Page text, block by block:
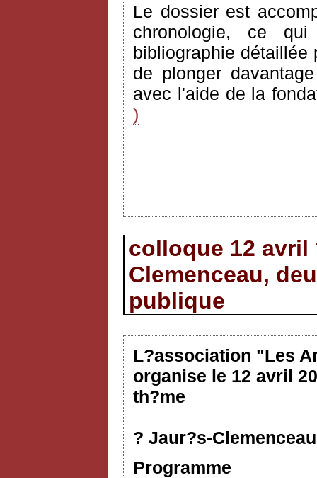
Le dossier est
chronologie, ce
bibliographie détaillée
de plonger
avec l'aide de la
)
colloque 12 avril
Clemenceau,
publique
L?association "Les
organise le 12 avril
th?me
? Jaur?s-
Programme